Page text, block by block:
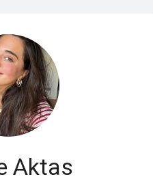
Aktas